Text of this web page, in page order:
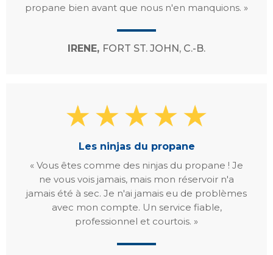
propane bien avant que nous n'en manquions. »
IRENE, FORT ST. JOHN, C.-B.
Les ninjas du propane
« Vous êtes comme des ninjas du propane ! Je
ne vous vois jamais, mais mon réservoir n'a
jamais été à sec. Je n'ai jamais eu de problèmes
avec mon compte. Un service fiable,
professionnel et courtois. »